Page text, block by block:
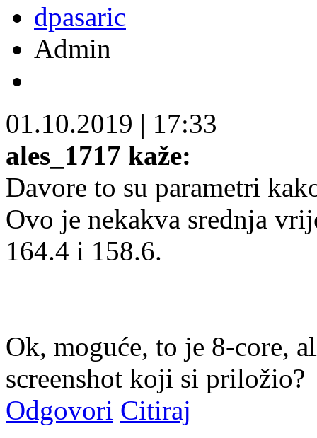
dpasaric
Admin
01.10.2019 | 17:33
ales_1717 kaže:
Davore to su parametri
Ovo je nekakva srednja
164.4 i 158.6.
Ok, moguće, to je 8-core,
screenshot koji si priložio?
Odgovori Citiraj